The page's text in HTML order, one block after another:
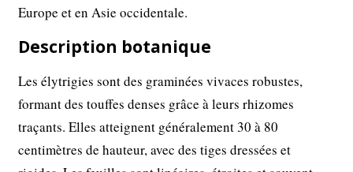
Europe et en Asie occidentale.
Description botanique
Les élytrigies sont des graminées vivaces robustes,
formant des touffes denses grâce à leurs rhizomes
traçants. Elles atteignent généralement 30 à 80
centimètres de hauteur, avec des tiges dressées et